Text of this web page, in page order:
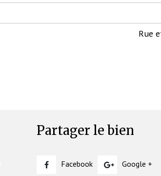
Rue
Partager le bien
Facebook Google +